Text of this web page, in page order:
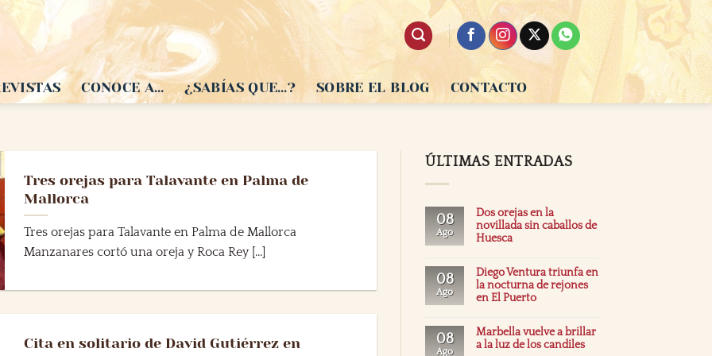
CONOCE A… ¿SABÍAS QUE…? SOBRE EL BLOG CONTACTO
Tres orejas para Talavante en Palma de
Mallorca
Tres orejas para Talavante en Palma de Mallorca
Manzanares cortó una oreja y Roca Rey [...]
Cita en solitario de David Gutiérrez en
ÚLTIMAS ENTRADAS
08
Ago
Dos orejas en la
novillada sin caballos de
Huesca
08
Ago
Diego Ventura triunfa en
la nocturna de rejones
en El Puerto
08
Ago
Marbella vuelve a brillar
a la luz de los candiles